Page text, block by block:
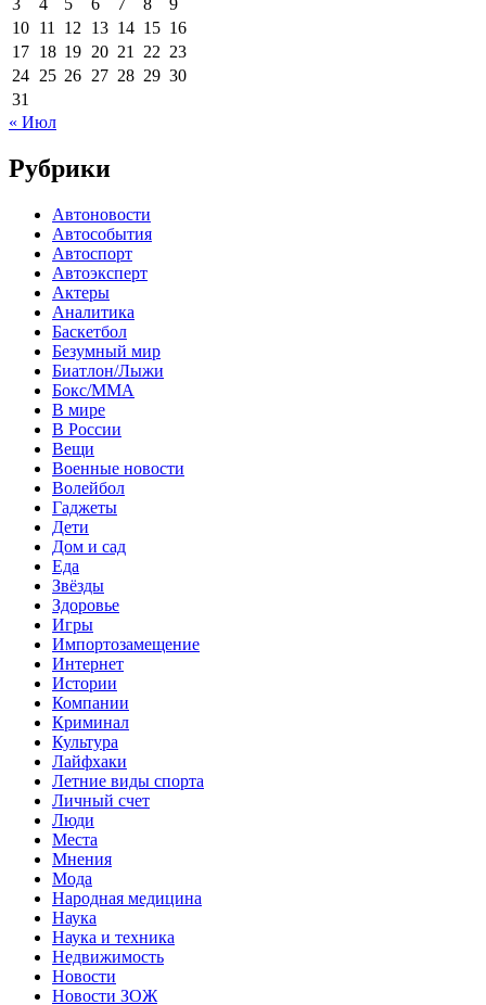
10 11 12 13 14 15 16
17 18 19 20 21 22 23
24 25 26 27 28 29 30
31
« Июл
Рубрики
Автоновости
Автособытия
Автоспорт
Автоэксперт
Актеры
Аналитика
Баскетбол
Безумный мир
Биатлон/Лыжи
Бокс/MMA
В мире
В России
Вещи
Военные новости
Волейбол
Гаджеты
Дети
Дом и сад
Еда
Звёзды
Здоровье
Игры
Импортозамещение
Интернет
Истории
Компании
Криминал
Культура
Лайфхаки
Летние виды спорта
Личный счет
Люди
Места
Мнения
Мода
Народная медицина
Наука
Наука и техника
Недвижимость
Новости
Новости ЗОЖ